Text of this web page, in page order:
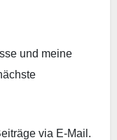
und meine
via E-Mail.